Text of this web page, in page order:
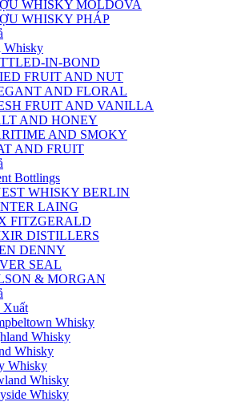
WHISKY MOLDOVA
WHISKY PHÁP
Whisky
IN-BOND
FRUIT AND NUT
AND FLORAL
FRUIT AND VANILLA
AND HONEY
AND SMOKY
AND FRUIT
Bottlings
WHISKY BERLIN
LAING
FITZGERALD
DISTILLERS
DENNY
SEAL
& MORGAN
Xuất
Whisky
Whisky
Whisky
Whisky
Whisky
Whisky